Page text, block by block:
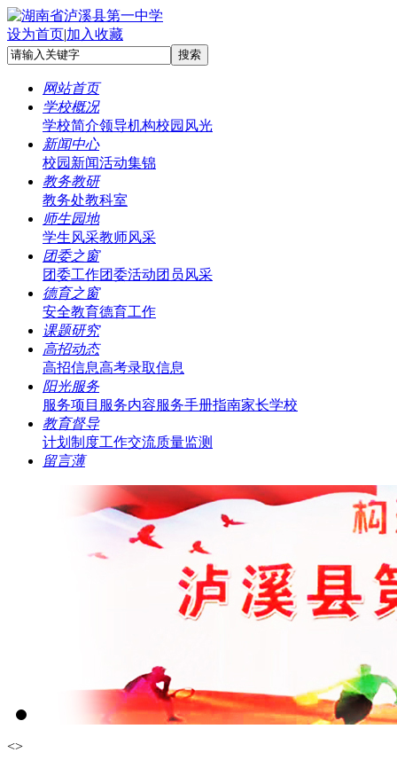
设为首页|加入收藏
网站首页
学校概况
学校简介领导机构校园风光
新闻中心
校园新闻活动集锦
教务教研
教务处教科室
师生园地
学生风采教师风采
团委之窗
团委工作团委活动团员风采
德育之窗
安全教育德育工作
课题研究
高招动态
高招信息高考录取信息
阳光服务
服务项目 服务内容服务手册指南家长学校
教育督导
计划制度工作交流质量监测
留言薄
<>